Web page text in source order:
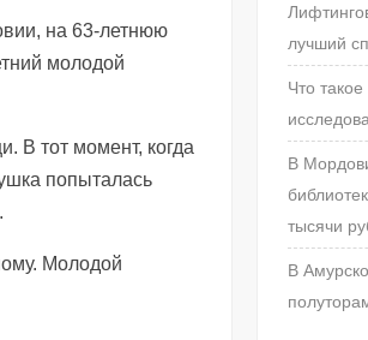
на 63-летнюю
молодой
В тот момент, когда
попыталась
Молодой
лучший
Что такое
В
тысячи
В